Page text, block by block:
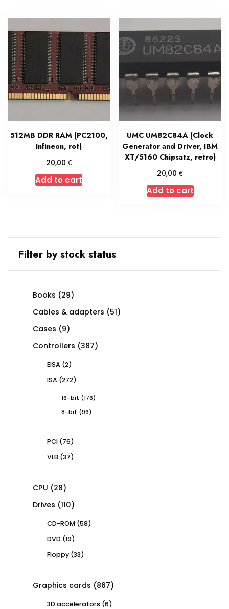
512MB DDR RAM (PC2100,
Infineon, rot)
20,00 €
Add to cart
UMC UM82C84A (Clock
Generator and Driver, IBM
XT/5160 Chipsatz, retro)
20,00€
Add to cart
Filter by stock status
Books 2929
Cables & adapters 5151
Cases 99
Controllers 387387
EISA 22
ISA 272272
16-bit 176176
8-bit
9696
PCI 7676
VLB 3737
CPU 2828
Drives 110110
CD-ROM 5858
DVD 1919
Floppy 3333
Graphics cards 867867
3D accelerators 66